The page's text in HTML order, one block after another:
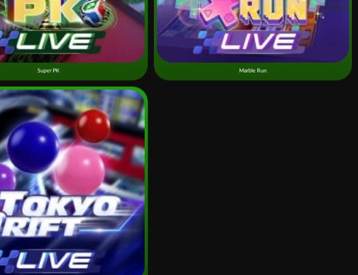
Super PK Marble Run